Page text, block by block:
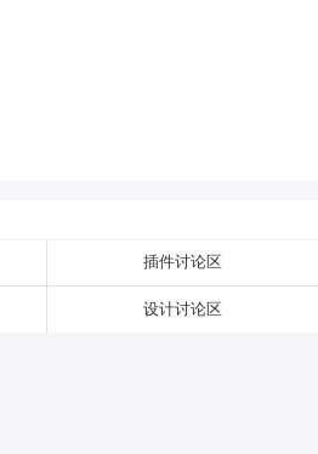
插件讨论区
设计讨论区